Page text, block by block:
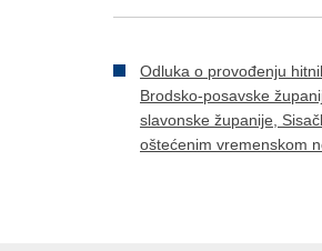
Odluka o provođenju
Brodsko-posavske
slavonske županije,
oštećenim vremenskom